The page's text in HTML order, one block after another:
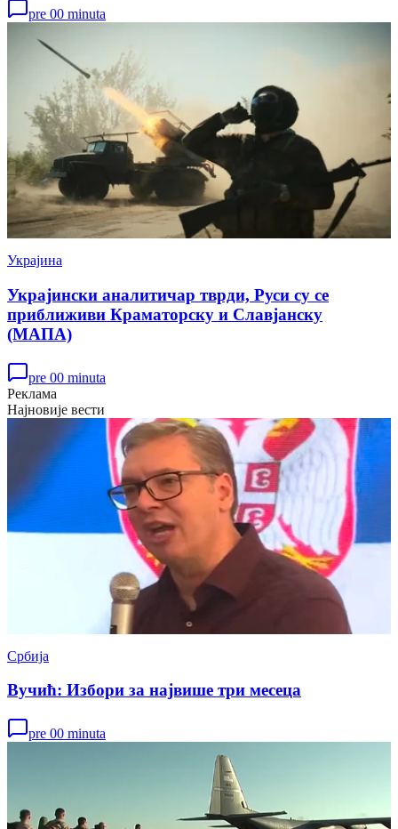
pre 00 minuta
Украјина
Украјински аналитичар тврди, Руси су се
приближиви Краматорску и Славјанску
(МАПА)
pre 00 minuta
Реклама
Најновије вести
Србија
Вучић: Избори за највише три месеца
pre 00 minuta